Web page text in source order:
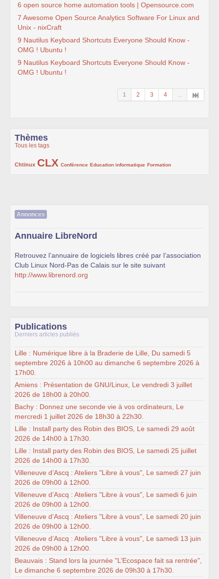
6 open source home automation tools | Opensource.com
7 Awesome Open Source Analytics Software For Linux and
Unix - nixCraft
9 Nautilus Keyboard Shortcuts Everyone Should Know -
OMG ! Ubuntu !
9 Nautilus Keyboard Shortcuts Everyone Should Know -
OMG ! Ubuntu !
1 2 3 4
Thèmes
Tous les tags
Chtinux
222/1002CLX
1002/1002 Conférence
132/1002 Education informatique
119/1002 Formation
168/1002
Annonces
Annuaire LibreNord
Retrouvez l’annuaire de logiciels libres créé par l’association
Club Linux Nord-Pas de Calais sur le site suivant
http://www.librenord.org
Publications
Derniers articles publiés
Lille : Numérique libre à la Braderie de Lille, Du samedi 5
septembre 2026 à 10h00 au dimanche 6 septembre 2026 à
17h00.
Amiens : Présentation de GNU/Linux, Le vendredi 3 juillet
2026 de 18h00 à 20h00.
Bachy : Donnez une seconde vie à vos ordinateurs, Le
mercredi 1 juillet 2026 de 18h30 à 22h30.
Lille : Install party des Robin des BIOS, Le samedi 29 août
2026 de 14h00 à 17h30.
Lille : Install party des Robin des BIOS, Le samedi 25 juillet
2026 de 14h00 à 17h30.
Villeneuve d’Ascq : Ateliers "Libre à vous", Le samedi 27 juin
2026 de 09h00 à 12h00.
Villeneuve d’Ascq : Ateliers "Libre à vous", Le samedi 6 juin
2026 de 09h00 à 12h00.
Villeneuve d’Ascq : Ateliers "Libre à vous", Le samedi 20 juin
2026 de 09h00 à 12h00.
Villeneuve d’Ascq : Ateliers "Libre à vous", Le samedi 13 juin
2026 de 09h00 à 12h00.
Beauvais : Stand lors la journée "L’Ecospace fait sa rentrée",
Le dimanche 6 septembre 2026 de 09h30 à 17h30.